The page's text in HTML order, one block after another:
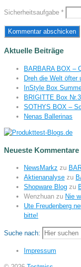
Sicherheitsaufgabe *
Aktuelle Beiträge
BARBARA BOX –
Dreh die Welt öfter
InStyle Box
BRIGITTE Box Nr.3
SOTHYS BOX –
Nenas Ballerinas
Neueste Kommentare
NewsMarkz zu
Aktienanalyse zu
Shopware Blog zu
Wenzhuan zu Nie
Ute Freudenberg
bitte!
Suche nach:
Impressum